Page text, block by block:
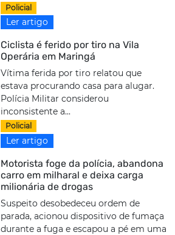
Policial
Ler artigo
Ciclista é ferido por tiro na Vila
Operária em Maringá
Vítima ferida por tiro relatou que
estava procurando casa para alugar.
Polícia Militar considerou
inconsistente a...
Policial
Ler artigo
Motorista foge da polícia, abandona
carro em milharal e deixa carga
milionária de drogas
Suspeito desobedeceu ordem de
parada, acionou dispositivo de fumaça
durante a fuga e escapou a pé em uma